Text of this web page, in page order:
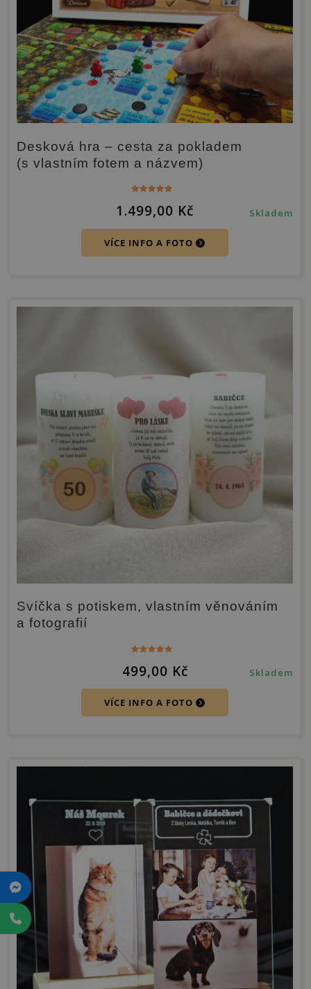
Desková hra – cesta za pokladem
(s vlastním fotem a názvem)
5.00
z 5
1.499,00 Kč Skladem
VÍCE INFO A FOTO
Svíčka s potiskem, vlastním věnováním
a fotografií
5.00
z 5
499,00 Kč Skladem
VÍCE INFO A FOTO